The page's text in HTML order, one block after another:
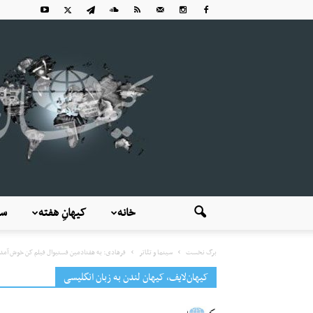
کیهانِ هفته خانه
برگ نخست سینما و تئاتر فرهادی: به هفتادمین فستیوال فیلم کن خوش
کیهان‌لایف، کیهان لندن به زبان انگلیسی